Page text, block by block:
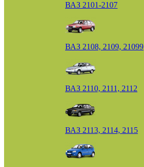
ВАЗ 2101-2107
ВАЗ 2108, 2109, 21099
ВАЗ 2110, 2111, 2112
ВАЗ 2113, 2114, 2115